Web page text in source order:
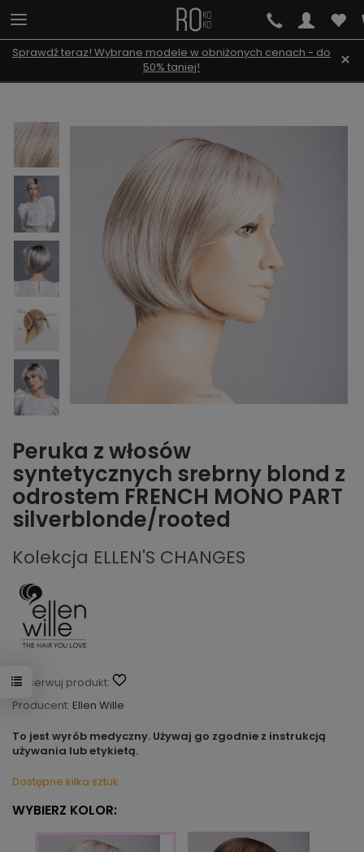
Sprawdź teraz! Wybrane modele w obniżonych cenach - do
50% taniej!
×
Peruka z włosów
syntetycznych srebrny blond z
odrostem FRENCH MONO PART
silverblonde/rooted
Kolekcja ELLEN'S CHANGES
Obserwuj produkt:
Producent: Ellen Wille
To jest wyrób medyczny. Używaj go zgodnie z instrukcją
używania lub etykietą.
Dostępne kilka sztuk
WYBIERZ KOLOR: